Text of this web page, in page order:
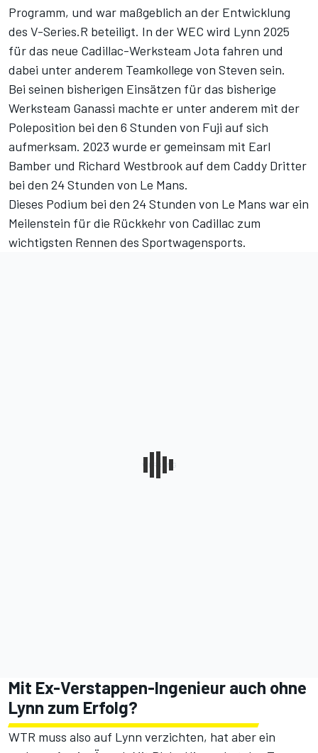
Programm, und war maßgeblich an der Entwicklung
des V-Series.R beteiligt. In der WEC wird Lynn 2025
für das neue Cadillac-Werksteam Jota fahren und
dabei unter anderem Teamkollege von Steven sein.
Bei seinen bisherigen Einsätzen für das bisherige
Werksteam Ganassi machte er unter anderem mit der
Poleposition bei den 6 Stunden von Fuji auf sich
aufmerksam. 2023 wurde er gemeinsam mit Earl
Bamber und Richard Westbrook auf dem Caddy Dritter
bei den 24 Stunden von Le Mans.
Dieses Podium bei den 24 Stunden von Le Mans war ein
Meilenstein für die Rückkehr von Cadillac zum
wichtigsten Rennen des Sportwagensports.
Mit Ex-Verstappen-Ingenieur auch ohne
Lynn zum Erfolg?
WTR muss also auf Lynn verzichten, hat aber ein